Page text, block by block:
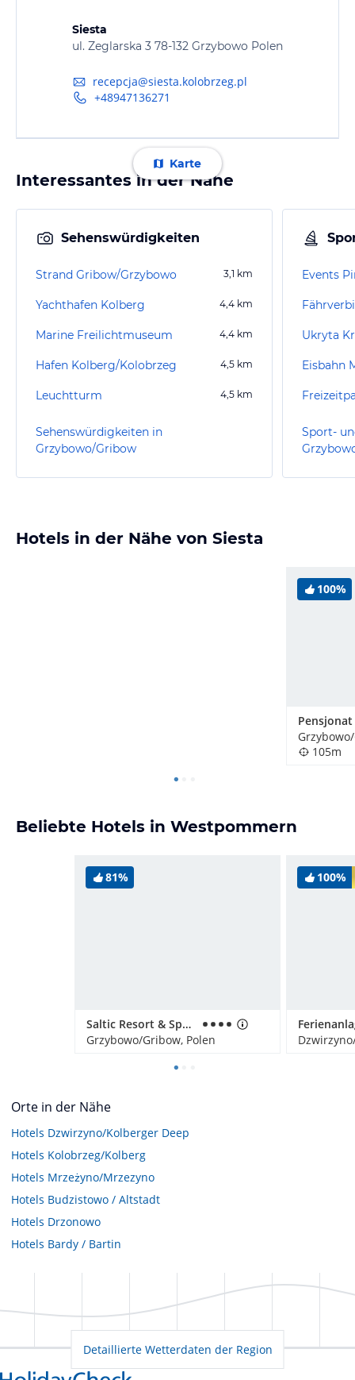
Siesta
ul. Zeglarska 3 78-132 Grzybowo Polen
recepcja@siesta.kolobrzeg.pl
+48947136271
Karte
Interessantes in der Nähe
Sehenswürdigkeiten
Strand Gribow/Grzybowo 3,1 km
Yachthafen Kolberg 4,4 km
Marine Freilichtmuseum 4,4 km
Hafen Kolberg/Kolobrzeg 4,5 km
Leuchtturm 4,5 km
Sehenswürdigkeiten in
Grzybowo/Gribow
Events
Ukryta
Eisbahn
Sport-
Hotels in der Nähe von Siesta
100%
Pensjonat
105m
Beliebte Hotels in Westpommern
81%
Saltic Resort & Spa Grzybowo
Grzybowo/Gribow, Polen
100%
Orte in der Nähe
Hotels Dzwirzyno/Kolberger Deep
Hotels Kolobrzeg/Kolberg
Hotels Mrzeżyno/Mrzezyno
Hotels Budzistowo / Altstadt
Hotels Drzonowo
Hotels Bardy / Bartin
Detaillierte Wetterdaten der Region